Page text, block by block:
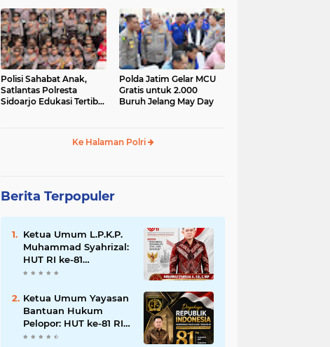
Polri
Polisi Sahabat Anak,
Satlantas Polresta
Sidoarjo Edukasi Tertib
Polda Jatim Gelar MCU
Gratis untuk 2.000
Buruh Jelang May Day
Ke Halaman Polri
Berita Terpopuler
Ketua Umum L.P.K.P.
Muhammad Syahrizal:
HUT RI ke-81
Momentum
Persatuan dan
Keadilan bagi Seluruh
Rakyat Indonesia.
Ketua Umum Yayasan
Bantuan Hukum
Pelopor: HUT ke-81 RI
Momentum